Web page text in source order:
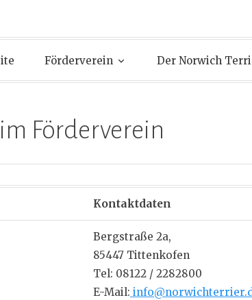
Förderverein Der Norwich
Förderverein
Kontaktdaten
Bergstraße 2a,
85447 Tittenkofen
Tel: 08122 / 2282800
E-Mail: